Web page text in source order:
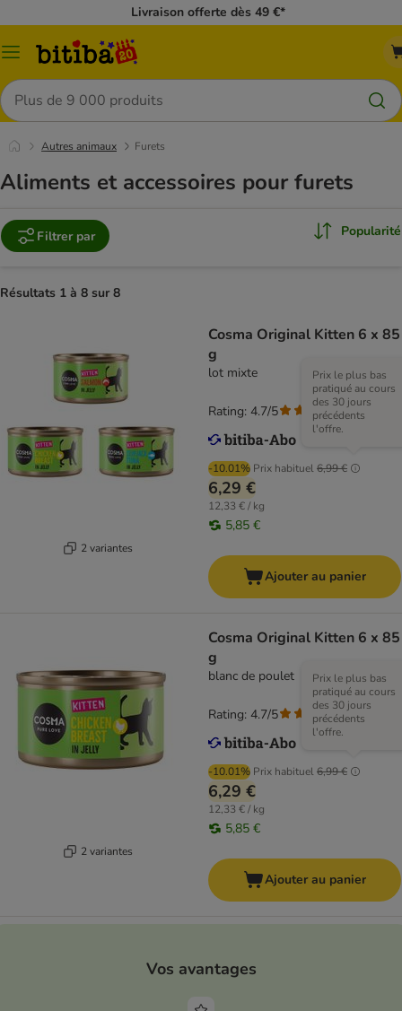
Livraison offerte dès 49 €*
Menu
Rechercher
Autres animaux Furets
Aliments et accessoires pour furets
Filtrer par Popularité
Résultats 1 à 8 sur 8
2 variantes
Cosma Original Kitten 6 x 85
g
lot mixte
-10.01% Prix habituel6,99 €
Prix le plus bas
pratiqué au cours
des 30 jours
précédents
l'offre.
6,29 €
12,33 € / kg
5,85 €
Rating: 4.7/5 (7)
Ajouter au panier
2 variantes
Cosma Original Kitten 6 x 85
g
blanc de poulet
-10.01% Prix habituel6,99 €
Prix le plus bas
pratiqué au cours
des 30 jours
précédents
l'offre.
6,29 €
12,33 € / kg
5,85 €
Rating: 4.7/5 (7)
Ajouter au panier
Vos avantages